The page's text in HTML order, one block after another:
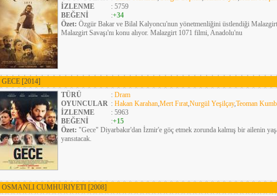
İZLENME
: 5759
BEĞENİ
:+34
Özet: Özgür Bakar ve Bilal Kalyoncu'nun yönetmenliğini üstlendiği
Malazgirt Savaşı'nı konu alıyor. Malazgirt 1071 filmi, Anadolu'nu
GECE [2014]
TÜRÜ
: Dram
OYUNCULAR : Hakan Karahan,Mert Fırat,Nurgül Yeşilçay,Teoman
İZLENME
: 5963
BEĞENİ
:+15
Özet: "Gece" Diyarbakır'dan İzmir'e göç etmek zorunda kalmış bir ailenin
yansıtacak.
OSMANLI CUMHURIYETI [2008]